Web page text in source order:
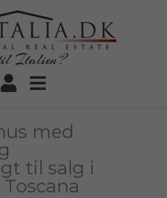
Italien?
med
til salg i